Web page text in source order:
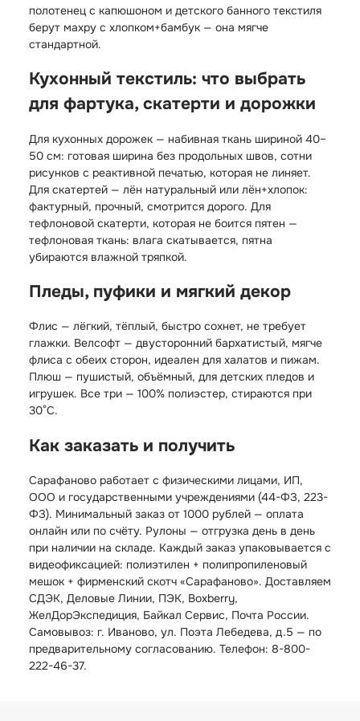
полотенец с капюшоном и детского банного текстиля
берут махру с хлопком+бамбук — она мягче
стандартной.
Кухонный текстиль: что выбрать
для фартука, скатерти и дорожки
Для кухонных дорожек — набивная ткань шириной 40–
50 см: готовая ширина без продольных швов, сотни
рисунков с реактивной печатью, которая не линяет.
Для скатертей — лён натуральный или лён+хлопок:
фактурный, прочный, смотрится дорого. Для
тефлоновой скатерти, которая не боится пятен —
тефлоновая ткань: влага скатывается, пятна
убираются влажной тряпкой.
Пледы, пуфики и мягкий декор
Флис — лёгкий, тёплый, быстро сохнет, не требует
глажки. Велсофт — двусторонний бархатистый, мягче
флиса с обеих сторон, идеален для халатов и пижам.
Плюш — пушистый, объёмный, для детских пледов и
игрушек. Все три — 100% полиэстер, стираются при
30°C.
Как заказать и получить
Сарафаново работает с физическими лицами, ИП,
ООО и государственными учреждениями (44-ФЗ, 223-
ФЗ). Минимальный заказ от 1000 рублей — оплата
онлайн или по счёту. Рулоны — отгрузка день в день
при наличии на складе. Каждый заказ упаковывается с
видеофиксацией: полиэтилен + полипропиленовый
мешок + фирменский скотч «Сарафаново». Доставляем
СДЭК, Деловые Линии, ПЭК, Boxberry,
ЖелДорЭкспедиция, Байкал Сервис, Почта России.
Самовывоз: г. Иваново, ул. Поэта Лебедева, д.5 — по
предварительному согласованию. Телефон: 8-800-
222-46-37.